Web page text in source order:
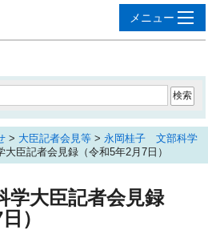
> 大臣記者会見等 > 永岡桂子 文部科学
臣記者会見録（令和5年2月7日）
学大臣記者会見録
）